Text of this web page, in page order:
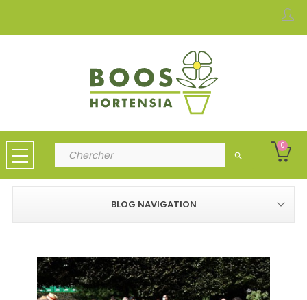
search
0
BLOG NAVIGATION